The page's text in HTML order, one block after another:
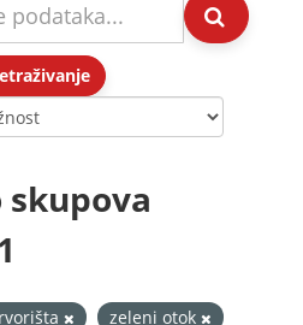
skupova
zeleni otok